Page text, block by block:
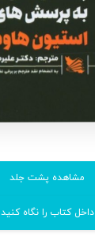
مشاهده پشت جلد
داخل کتاب را نگاه کنید